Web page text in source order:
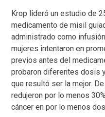
Krop lideró un estudio de
medicamento de misil
administrado como
mujeres intentaron en
previos antes del
probaron diferentes dosis
que resultó ser la mejor.
redujeron por lo menos
cáncer en por lo menos